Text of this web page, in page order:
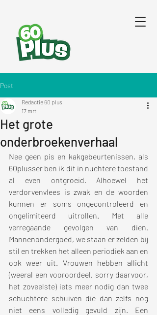
Post
Het grote
onderbroekenverhaal
Redactie 60 plus
17 mrt
Nee geen pis en kakgebeurtenissen, als
60plusser ben ik dit in nuchtere toestand
al even ontgroeid. Alhoewel het
verdorvenvlees is zwak en de woorden
kunnen er soms ongecontroleerd en
ongelimiteerd uitrollen. Met alle
verregaande gevolgen van dien.
Mannenondergoed, we staan er zelden bij
stil en trekken het alleen periodiek aan en
ook weer uit. Vrouwen hebben allicht
(weeral een vooroordeel, sorry daarvoor,
het zoveelste) iets meer nodig dan twee
schuchtere schuiven die dan zelfs nog
niet eens volledig gevuld zijn. Een